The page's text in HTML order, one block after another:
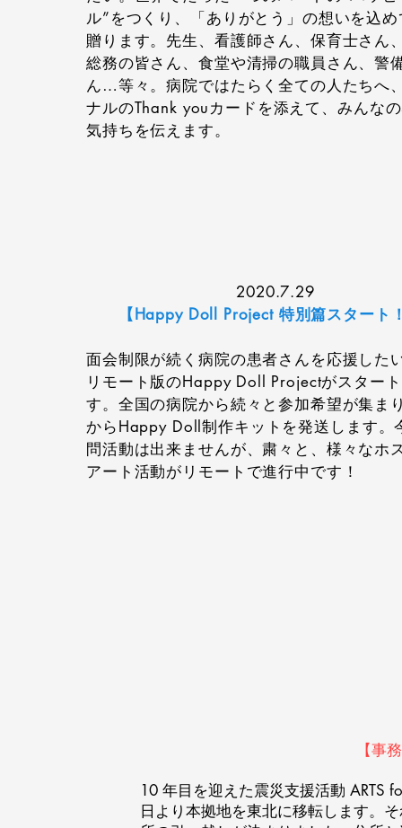
ル”をつくり、「ありがとう」の想いを込
贈ります。先生、看護師さん、保育士さん
総務の皆さん、食堂や清掃の職員さん、警
ん…等々。病院ではたらく全ての人たちへ
ナルのThank youカードを添えて、みんな
気持ちを伝えます。
2020.7.29
【Happy Doll Project 特別篇スタート
面会制限が続く病院の患者さんを応援した
リモート版のHappy Doll Projectがスター
す。全国の病院から続々と参加希望が集ま
からHappy Doll制作キットを発送します。
問活動は出来ませんが、粛々と、様々なホ
アート活動がリモートで進行中です！
【事
10 年目を迎えた震災支援活動 ARTS
日より本拠地を東北に移転します。